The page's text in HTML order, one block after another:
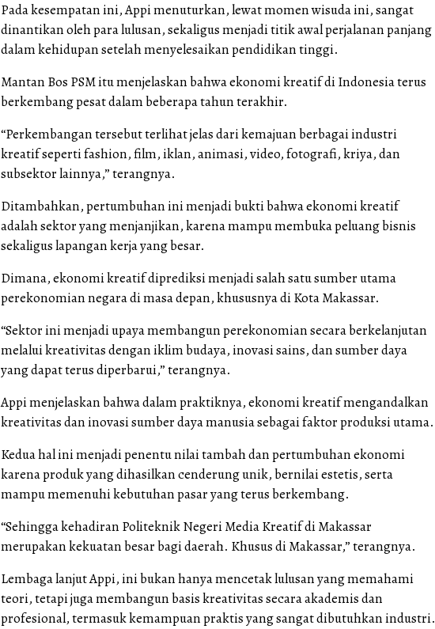
Pada kesempatan ini, Appi menuturkan, lewat momen wisuda ini, sangat
dinantikan oleh para lulusan, sekaligus menjadi titik awal perjalanan panjang
dalam kehidupan setelah menyelesaikan pendidikan tinggi.
Mantan Bos PSM itu menjelaskan bahwa ekonomi kreatif di Indonesia terus
berkembang pesat dalam beberapa tahun terakhir.
“Perkembangan tersebut terlihat jelas dari kemajuan berbagai industri
kreatif seperti fashion, film, iklan, animasi, video, fotografi, kriya, dan
subsektor lainnya,” terangnya.
Ditambahkan, pertumbuhan ini menjadi bukti bahwa ekonomi kreatif
adalah sektor yang menjanjikan, karena mampu membuka peluang bisnis
sekaligus lapangan kerja yang besar.
Dimana, ekonomi kreatif diprediksi menjadi salah satu sumber utama
perekonomian negara di masa depan, khususnya di Kota Makassar.
“Sektor ini menjadi upaya membangun perekonomian secara berkelanjutan
melalui kreativitas dengan iklim budaya, inovasi sains, dan sumber daya
yang dapat terus diperbarui,” terangnya.
Appi menjelaskan bahwa dalam praktiknya, ekonomi kreatif mengandalkan
kreativitas dan inovasi sumber daya manusia sebagai faktor produksi utama.
Kedua hal ini menjadi penentu nilai tambah dan pertumbuhan ekonomi
karena produk yang dihasilkan cenderung unik, bernilai estetis, serta
mampu memenuhi kebutuhan pasar yang terus berkembang.
“Sehingga kehadiran Politeknik Negeri Media Kreatif di Makassar
merupakan kekuatan besar bagi daerah. Khusus di Makassar,” terangnya.
Lembaga lanjut Appi, ini bukan hanya mencetak lulusan yang memahami
teori, tetapi juga membangun basis kreativitas secara akademis dan
profesional, termasuk kemampuan praktis yang sangat dibutuhkan industri.